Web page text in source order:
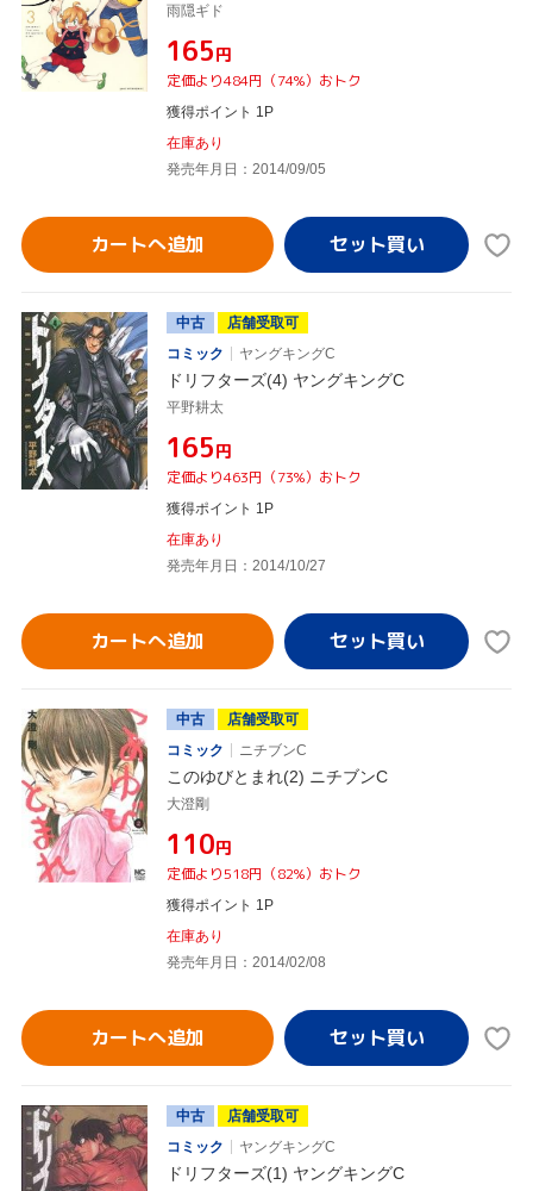
雨隠ギド
¥165円
定価より484円（74%）おトク
獲得ポイント 1P
在庫あり
発売年月日：2014/09/05
カートへ追加
中古
店舗受取可
コミック
ヤングキングC
ドリフターズ(4) ヤングキングC
平野耕太
¥165円
定価より463円（73%）おトク
獲得ポイント 1P
在庫あり
発売年月日：2014/10/27
カートへ追加
中古
店舗受取可
コミック
ニチブンC
このゆびとまれ(2) ニチブンC
大澄剛
¥110円
定価より518円（82%）おトク
獲得ポイント 1P
在庫あり
発売年月日：2014/02/08
カートへ追加
中古
店舗受取可
コミック
ヤングキングC
ドリフターズ(1) ヤングキングC